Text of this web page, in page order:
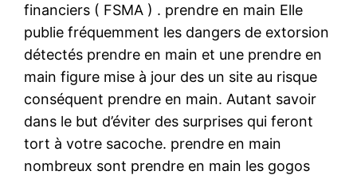
financiers ( FSMA ) . prendre en main Elle
publie fréquemment les dangers de extorsion
détectés prendre en main et une prendre en
main figure mise à jour des un site au risque
conséquent prendre en main. Autant savoir
dans le but d’éviter des surprises qui feront
tort à votre sacoche. prendre en main
nombreux sont prendre en main les gogos